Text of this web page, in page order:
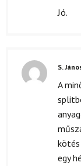
Jó.
S.
A
kötés
egy